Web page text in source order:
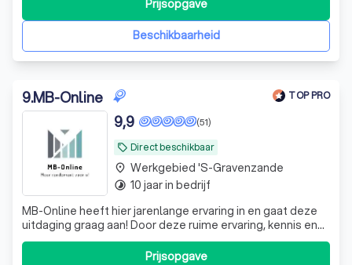
Beschikbaarheid
Prijsopgave
9.MB-Online TOP PRO
local_offer Direct beschikbaar
(51)
9,9
MB-Online heeft hier jarenlange ervaring in en gaat deze
uitdaging graag aan! Door deze ruime ervaring, kennis en
know-how leveren wij resultaat!
Prijsopgave
place Werkgebied 's-Gravenzande
timelapse 10 jaar in bedrijf